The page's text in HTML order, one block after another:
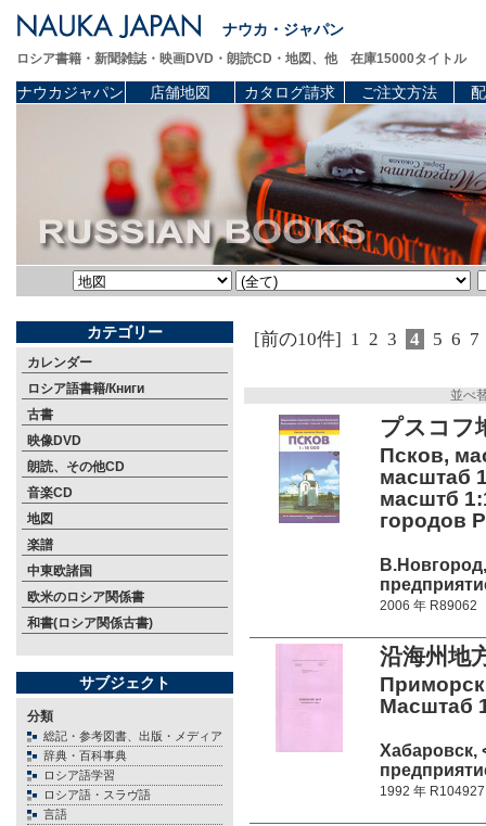
ナウカ・ジャパン
ロシア書籍・新聞雑誌・映画DVD・朗読CD・地図、他 在庫15000タイトル
ナウカジャパン 店舗地図 カタログ請求 ご注文方法
カテゴリー
カレンダー
ロシア語書籍/Книги
古書
映像DVD
朗読、その他CD
音楽CD
地図
楽譜
中東欧諸国
欧米のロシア関係書
和書(ロシア関係古書)
サブジェクト
分類
総記・参考図書、出版・メディア
辞典・百科事典
ロシア語学習
ロシア語・スラヴ語
言語
[前の10件] 1 2 3 4 5 6 7
並べ
プスコフ
Псков,
масштаб
масштб
городов
2006 年 R89062
沿海州地
Масштаб
Хабаровск,
1992 年 R104927